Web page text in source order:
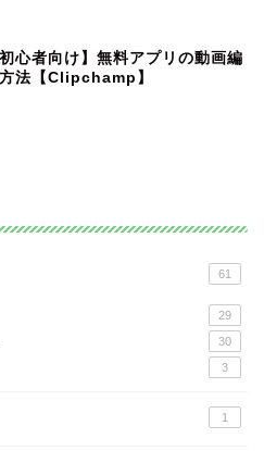
初心者向け】無料アプリの動画編
法【Clipchamp】
61
29
30
3
1